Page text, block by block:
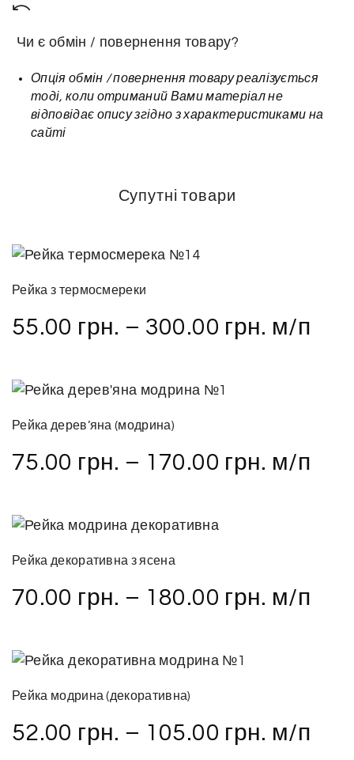
Чи є обмін / повернення товару?
Опція обмін / повернення товару реалізується
тоді, коли отриманий Вами матеріал не
відповідає опису згідно з характеристиками на
сайті
Супутні товари
Рейка з термосмереки
55.00 грн. – 300.00 грн. м/п
Рейка дерев’яна (модрина)
75.00 грн. – 170.00 грн. м/п
Рейка декоративна з ясена
70.00 грн. – 180.00 грн. м/п
Рейка модрина (декоративна)
52.00 грн. – 105.00 грн. м/п